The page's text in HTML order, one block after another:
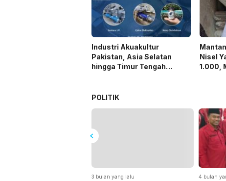
Industri Akuakultur
Pakistan, Asia Selatan
hingga Timur Tengah
Nisel
1.000,
POLITIK
3 bulan yang lalu 4 bulan